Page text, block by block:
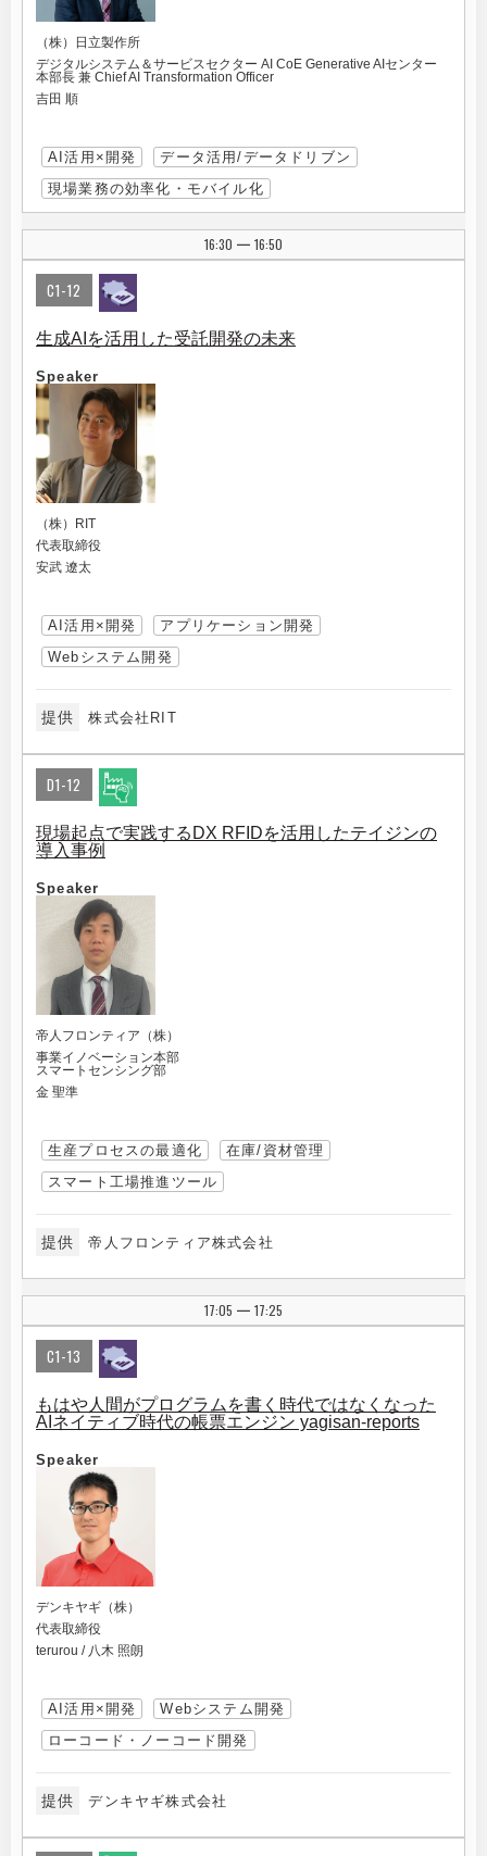
（株）日立製作所
デジタルシステム＆サービスセクター AI CoE Generative AIセンター
本部長 兼 Chief AI Transformation Officer
吉田 順
AI活用×開発
データ活用/データドリブン
現場業務の効率化・モバイル化
16:30 | 16:50
C1-12
生成AIを活用した受託開発の未来
Speaker
（株）RIT
代表取締役
安武 遼太
AI活用×開発
アプリケーション開発
Webシステム開発
提供 株式会社RIT
D1-12
現場起点で実践するDX RFIDを活用したテイジンの
導入事例
Speaker
帝人フロンティア（株）
事業イノベーション本部
スマートセンシング部
金 聖準
生産プロセスの最適化
在庫/資材管理
スマート工場推進ツール
提供 帝人フロンティア株式会社
17:05 | 17:25
C1-13
もはや人間がプログラムを書く時代ではなくなった
AIネイティブ時代の帳票エンジン yagisan-reports
Speaker
デンキヤギ（株）
代表取締役
terurou / 八木 照朗
AI活用×開発
Webシステム開発
ローコード・ノーコード開発
提供 デンキヤギ株式会社